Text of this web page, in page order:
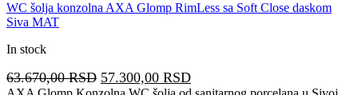
WC šolja konzolna AXA Glomp RimLess sa Soft Close daskom
Siva MAT
In stock
63.670,00RSD Originalna
57.300,00 RSDTrenutna